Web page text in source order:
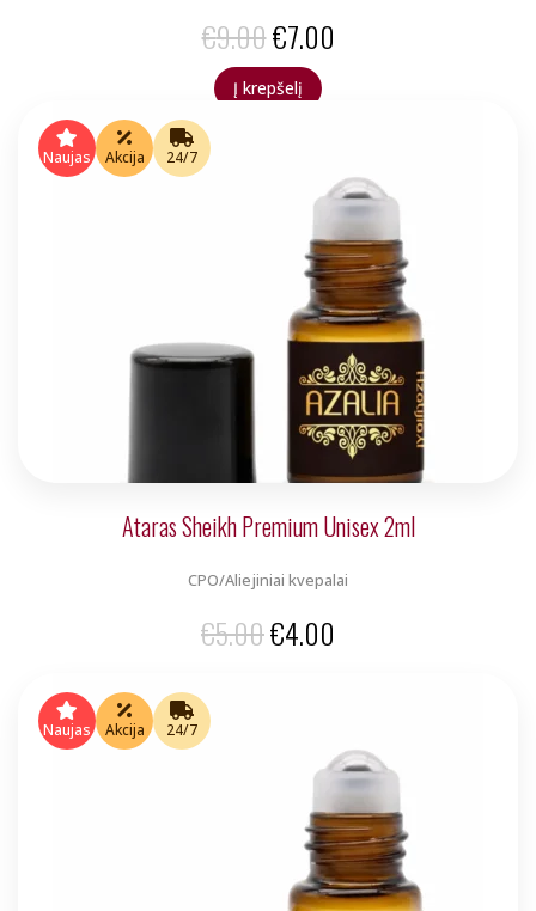
€9.00Original
price
€7.00
Į krepšelį
Naujas Akcija 24/7
Ataras Sheikh Premium Unisex 2ml
CPO/Aliejiniai kvepalai
€5.00Original
€5.00.
€4.00
€4.00.
Naujas Akcija 24/7